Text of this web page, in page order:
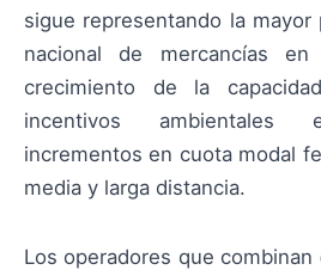
sigue representando la
nacional de mercancías
crecimiento de la
incentivos ambientales
incrementos en cuota modal
media y larga distancia.
Los operadores que combinan